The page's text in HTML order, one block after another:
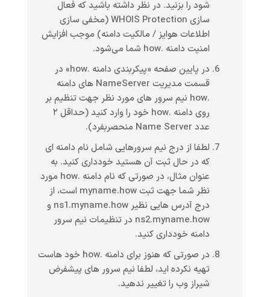
شود را بزنید. در نظر داشته باشید که فعال
سازی WHOIS Protection (مخفی سازی
اطلاعات هوایز / مالکیت دامنه) موجب افزایش
امنیت دامنه .how شما می‌شود.
در پایین صفحه «پیکربندی دامنه .how» در
قسمت مدیریت NameServer های دامنه
.how نیم سرور های مورد نظر جهت تنظیم بر
روی دامنه .how خود را وارد کنید (حداقل ۲
عدد Name Server منحصربفرد).
لطفا از درج نیم سرورهایی شامل نام دامنه ای
که در حال ثبت آن هستید خودداری کنید. به
عنوان مثال، در صورتی که نام دامنه .how مورد
نظر شما جهت ثبت myname.how است، از
درج آدرس هایی نظیر ns1.myname.how و
ns2.myname.how در تنظیمات نیم سرور
دامنه خودداری کنید.
در صورتی که هنوز برای دامنه .how خود هاست
تهیه نکرده اید، لطفا نیم سرور های پیشفرض
شیراز وب را تغییر ندهید.